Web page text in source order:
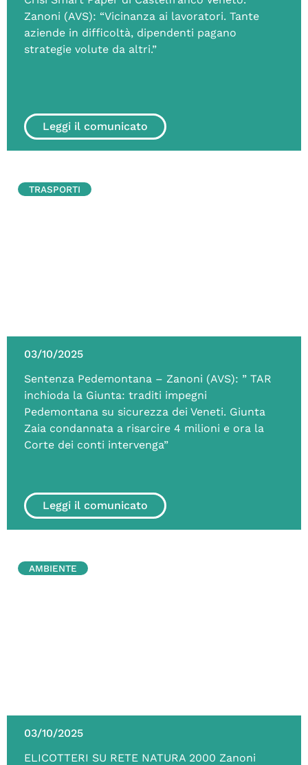
Zanoni (AVS): “Vicinanza ai lavoratori. Tante
aziende in difficoltà, dipendenti pagano
strategie volute da altri.”
Leggi il comunicato
03/10/2025
Sentenza Pedemontana – Zanoni (AVS): ” TAR
inchioda la Giunta: traditi impegni
Pedemontana su sicurezza dei Veneti. Giunta
Zaia condannata a risarcire 4 milioni e ora la
Corte dei conti intervenga”
Leggi il comunicato
TRASPORTI
03/10/2025
ELICOTTERI SU RETE NATURA 2000 Zanoni
AMBIENTE